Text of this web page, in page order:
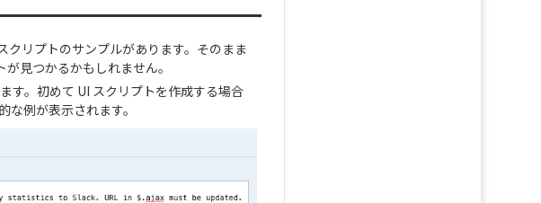
クリプトのサンプルがあります。そのまま
見つかるかもしれません。
す。初めて UI スクリプトを作成する場合
例が表示されます。